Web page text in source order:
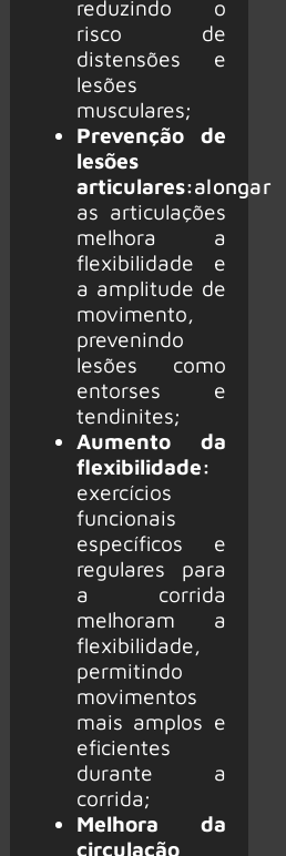
reduzindo o
risco de
distensões e
lesões
musculares;
Prevenção de
lesões
articulares:alongar
as articulações
melhora a
flexibilidade e
a amplitude de
movimento,
prevenindo
lesões como
entorses e
tendinites;
Aumento da
flexibilidade:
exercícios
funcionais
específicos e
regulares para
a corrida
melhoram a
flexibilidade,
permitindo
movimentos
mais amplos e
eficientes
durante a
corrida;
Melhora da
circulação